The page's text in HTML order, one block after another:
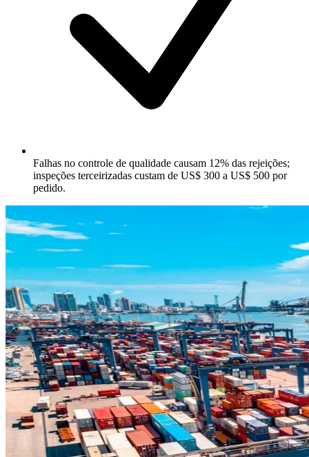
Falhas no controle de qualidade causam 12% das rejeições;
inspeções terceirizadas custam de US$ 300 a US$ 500 por
pedido.